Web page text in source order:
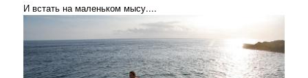
И встать на маленьком мысу....